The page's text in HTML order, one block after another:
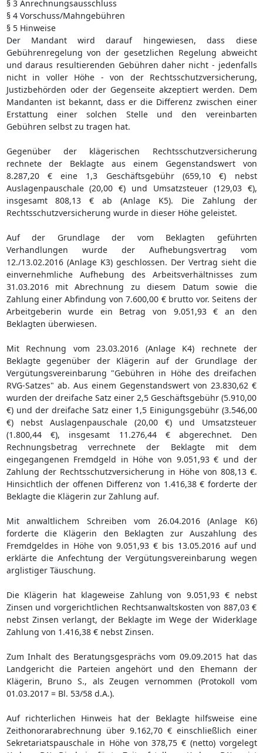
§ 3 Anrechnungsausschluss
§ 4 Vorschuss/Mahngebühren
§ 5 Hinweise
Der Mandant wird darauf hingewiesen, dass diese
Gebührenregelung von der gesetzlichen Regelung abweicht
und daraus resultierenden Gebühren daher nicht - jedenfalls
nicht in voller Höhe - von der Rechtsschutzversicherung,
Justizbehörden oder der Gegenseite akzeptiert werden. Dem
Mandanten ist bekannt, dass er die Differenz zwischen einer
Erstattung einer solchen Stelle und den vereinbarten
Gebühren selbst zu tragen hat.
Gegenüber der klägerischen Rechtsschutzversicherung
rechnete der Beklagte aus einem Gegenstandswert von
8.287,20 € eine 1,3 Geschäftsgebühr (659,10 €) nebst
Auslagenpauschale (20,00 €) und Umsatzsteuer (129,03 €),
insgesamt 808,13 € ab (Anlage K5). Die Zahlung der
Rechtsschutzversicherung wurde in dieser Höhe geleistet.
Auf der Grundlage der vom Beklagten geführten
Verhandlungen wurde der Aufhebungsvertrag vom
12./13.02.2016 (Anlage K3) geschlossen. Der Vertrag sieht die
einvernehmliche Aufhebung des Arbeitsverhältnisses zum
31.03.2016 mit Abrechnung zu diesem Datum sowie die
Zahlung einer Abfindung von 7.600,00 € brutto vor. Seitens der
Arbeitgeberin wurde ein Betrag von 9.051,93 € an den
Beklagten überwiesen.
Mit Rechnung vom 23.03.2016 (Anlage K4) rechnete der
Beklagte gegenüber der Klägerin auf der Grundlage der
Vergütungsvereinbarung "Gebühren in Höhe des dreifachen
RVG-Satzes" ab. Aus einem Gegenstandswert von 23.830,62 €
wurden der dreifache Satz einer 2,5 Geschäftsgebühr (5.910,00
€) und der dreifache Satz einer 1,5 Einigungsgebühr (3.546,00
€) nebst Auslagenpauschale (20,00 €) und Umsatzsteuer
(1.800,44 €), insgesamt 11.276,44 € abgerechnet. Den
Rechnungsbetrag verrechnete der Beklagte mit dem
eingegangenen Fremdgeld in Höhe von 9.051,93 € und der
Zahlung der Rechtsschutzversicherung in Höhe von 808,13 €.
Hinsichtlich der offenen Differenz von 1.416,38 € forderte der
Beklagte die Klägerin zur Zahlung auf.
Mit anwaltlichem Schreiben vom 26.04.2016 (Anlage K6)
forderte die Klägerin den Beklagten zur Auszahlung des
Fremdgeldes in Höhe von 9.051,93 € bis 13.05.2016 auf und
erklärte die Anfechtung der Vergütungsvereinbarung wegen
arglistiger Täuschung.
Die Klägerin hat klageweise Zahlung von 9.051,93 € nebst
Zinsen und vorgerichtlichen Rechtsanwaltskosten von 887,03 €
nebst Zinsen verlangt, der Beklagte im Wege der Widerklage
Zahlung von 1.416,38 € nebst Zinsen.
Zum Inhalt des Beratungsgesprächs vom 09.09.2015 hat das
Landgericht die Parteien angehört und den Ehemann der
Klägerin, Bruno S., als Zeugen vernommen (Protokoll vom
01.03.2017 = Bl. 53/58 d.A.).
Auf richterlichen Hinweis hat der Beklagte hilfsweise eine
Zeithonorarabrechnung über 9.162,70 € einschließlich einer
Sekretariatspauschale in Höhe von 378,75 € (netto) vorgelegt